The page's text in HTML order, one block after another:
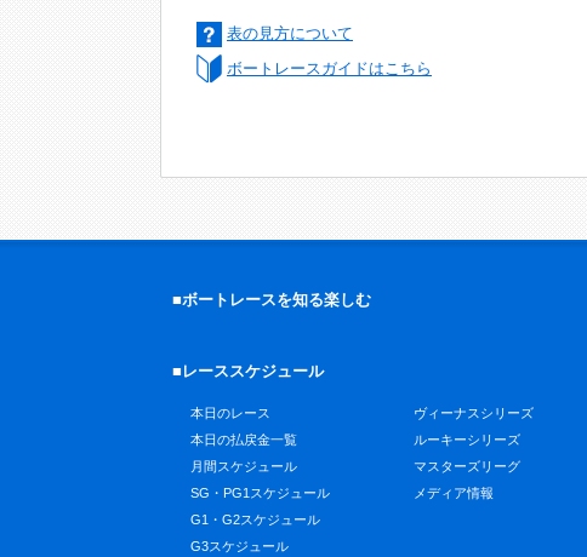
表の見方について
ボートレースガイドはこちら
■ボートレースを知る楽しむ
■レーススケジュール
本日のレース
本日の払戻金一覧
月間スケジュール
SG・PG1スケジュール
G1・G2スケジュール
G3スケジュール
ヴィーナスシリーズ
ルーキーシリーズ
マスターズリーグ
メディア情報